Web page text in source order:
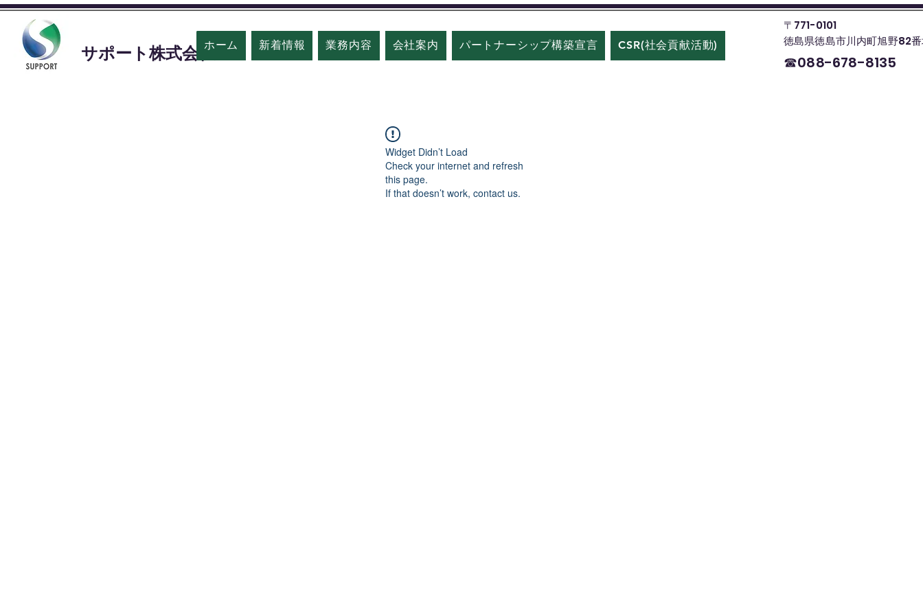
​サポート株式会社ホーム 新着情報 業務内容 会社案内 パートナーシップ構築宣言 CSR(社会貢献活動) お問い合わせ
〒771-0101
徳島県徳島市川内町旭野82
☎088-678-8135
Widget Didn’t Load
Check your internet and refresh
this page.
If that doesn’t work, contact us.